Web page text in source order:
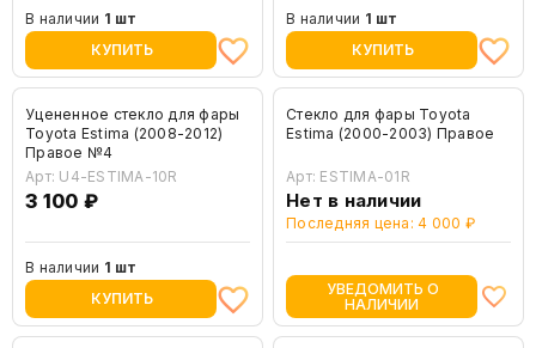
В наличии 1 шт
КУПИТЬ
В наличии 1 шт
КУПИТЬ
Уцененное стекло для фары
Toyota Estima (2008-2012)
Правое №4
Арт: U4-ESTIMA-10R
3 100 ₽
В наличии 1 шт
КУПИТЬ
Стекло для фары Toyota
Estima (2000-2003) Правое
Арт: ESTIMA-01R
Нет в наличии
Последняя цена: 4 000 ₽
УВЕДОМИТЬ О
НАЛИЧИИ